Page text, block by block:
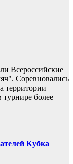
Всероссийские
Соревновались
территории
турнире более
Кубка